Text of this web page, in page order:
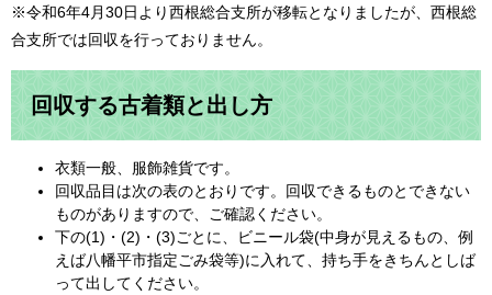
※令和6年4月30日より西根総合支所が移転となりましたが、西根総
合支所では回収を行っておりません。
回収する古着類と出し方
衣類一般、服飾雑貨です。
回収品目は次の表のとおりです。回収できるものとできない
ものがありますので、ご確認ください。
下の(1)・(2)・(3)ごとに、ビニール袋(中身が見えるもの、例
えば八幡平市指定ごみ袋等)に入れて、持ち手をきちんとしば
って出してください。